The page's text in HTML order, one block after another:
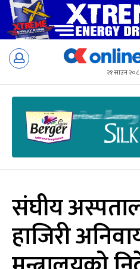
Skip
२१ साउन
संघीय
हाजिरी